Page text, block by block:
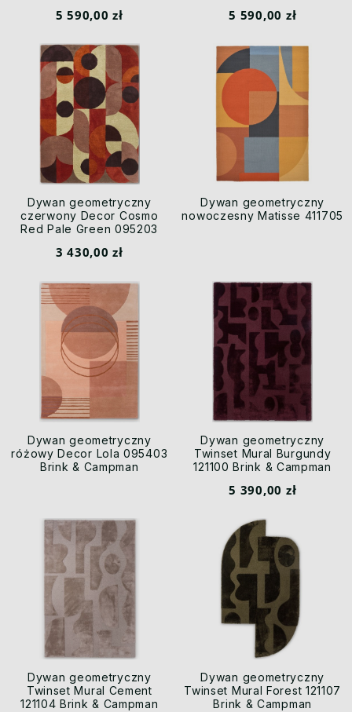
5 590,00 zł 5 590,00 zł
Dywan geometryczny
czerwony Decor Cosmo
Red Pale Green 095203
3 430,00 zł
Dywan geometryczny
nowoczesny Matisse 411705
Dywan geometryczny
różowy Decor Lola 095403
Brink & Campman
Dywan geometryczny
Twinset Mural Burgundy
121100 Brink & Campman
5 390,00 zł
Dywan geometryczny
Twinset Mural Cement
121104 Brink & Campman
Dywan geometryczny
Twinset Mural Forest 121107
Brink & Campman